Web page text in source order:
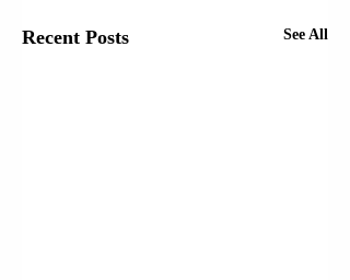
Recent Posts See All